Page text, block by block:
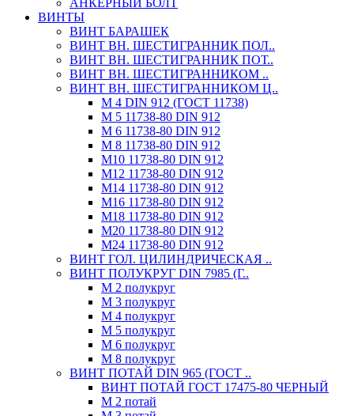
АНКЕРНЫЙ БОЛТ
ВИНТЫ
ВИНТ БАРАШЕК
ВИНТ ВН. ШЕСТИГРАННИК ПОЛ..
ВИНТ ВН. ШЕСТИГРАННИК ПОТ..
ВИНТ ВН. ШЕСТИГРАННИКОМ ..
ВИНТ ВН. ШЕСТИГРАННИКОМ Ц..
М 4 DIN 912 (ГОСТ 11738)
М 5 11738-80 DIN 912
М 6 11738-80 DIN 912
М 8 11738-80 DIN 912
М10 11738-80 DIN 912
М12 11738-80 DIN 912
М14 11738-80 DIN 912
М16 11738-80 DIN 912
М18 11738-80 DIN 912
М20 11738-80 DIN 912
М24 11738-80 DIN 912
ВИНТ ГОЛ. ЦИЛИНДРИЧЕСКАЯ ..
ВИНТ ПОЛУКРУГ DIN 7985 (Г..
М 2 полукруг
М 3 полукруг
М 4 полукруг
М 5 полукруг
М 6 полукруг
М 8 полукруг
ВИНТ ПОТАЙ DIN 965 (ГОСТ ..
ВИНТ ПОТАЙ ГОСТ 17475-80 ЧЕРНЫЙ
М 2 потай